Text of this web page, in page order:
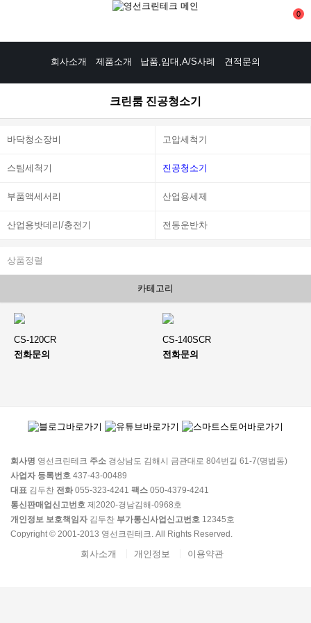
0
회사소개 제품소개 납품,임대,A/S사례 견적문의
크린룸 진공청소기
바닥청소장비 고압세척기
스팀세척기 진공청소기
부품액세서리 산업용세제
산업용밧데리/충전기 전동운반차
상품정렬
카테고리
CS-120CR
전화문의
CS-140SCR
전화문의
회사명 영선크린테크 주소 경상남도 김해시 금관대로 804번길 61-7(명법동)
사업자 등록번호 437-43-00489
대표 김두찬 전화 055-323-4241 팩스 050-4379-4241
통신판매업신고번호 제2020-경남김해-0968호
개인정보 보호책임자 김두찬 부가통신사업신고번호 12345호
Copyright © 2001-2013 영선크린테크. All Rights Reserved.
회사소개 개인정보 이용약관